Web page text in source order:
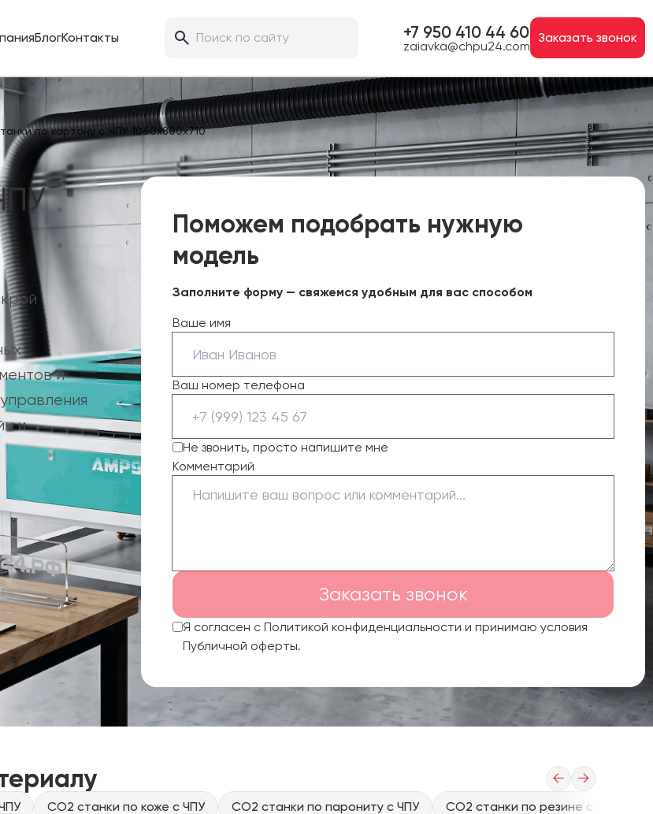
БлогКонтакты +7 950 410 44 60
zaiavka@chpu24.com
Заказать звонок
по картону с ЧПУ 1060х800х710
и
и
Поможем подобрать нужную
модель
Заполните форму — свяжемся удобным для вас способом
Ваше имя
Ваш номер телефона
Не звонить, просто напишите мне
Комментарий
Заказать звонок
Я согласен с Политикой конфиденциальности и принимаю условия
Публичной оферты.
← →
CO2 станки по коже с ЧПУ CO2 станки по парониту с ЧПУ CO2 станки по резине с ЧПУ